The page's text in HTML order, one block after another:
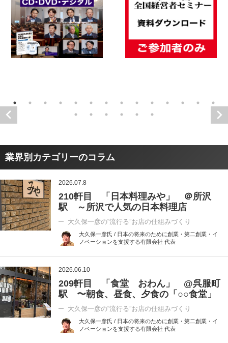
業界別カテゴリーのコラム
2026.07.8
210軒目 「日本料理みや」 ＠所沢
駅 ～所沢で人気の日本料理店
大久保一彦の“流行る”お店の仕組みづくり
大久保一彦氏 / 日本の将来のために創業・第二創業・イ
ノベーションを支援する有限会社 代表
2026.06.10
209軒目 「食堂 おわん」 @呉服町
駅 〜朝食、昼食、夕食の「○○食堂」
大久保一彦の“流行る”お店の仕組みづくり
大久保一彦氏 / 日本の将来のために創業・第二創業・イ
ノベーションを支援する有限会社 代表